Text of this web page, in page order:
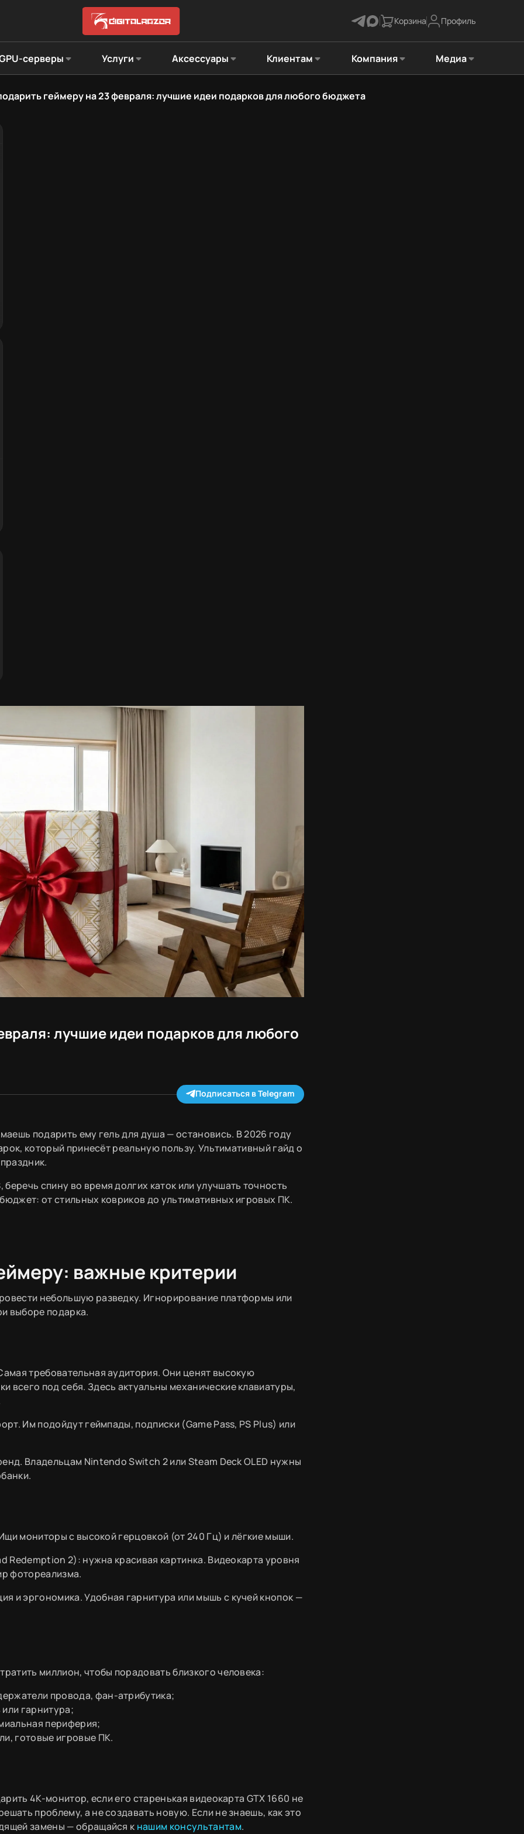
Корзина Профиль
серверы Услуги Аксессуары Клиентам Компания Медиа
геймеру на 23 февраля: лучшие идеи подарков для любого бюджета
лучшие идеи подарков для любого
Подписаться в Telegram
подарить ему гель для душа — остановись. В 2026 году
который принесёт реальную пользу. Ультимативный гайд о
спину во время долгих каток или улучшать точность
от стильных ковриков до ультимативных игровых ПК.
важные критерии
небольшую разведку. Игнорирование платформы или
выборе подарка.
требовательная аудитория. Они ценят высокую
всего под себя. Здесь актуальны механические клавиатуры,
Им подойдут геймпады, подписки (Game Pass, PS Plus) или
Владельцам Nintendo Switch 2 или Steam Deck OLED нужны
мониторы с высокой герцовкой (от 240 Гц) и лёгкие мыши.
Redemption 2): нужна красивая картинка. Видеокарта уровня
фотореализма.
и эргономика. Удобная гарнитура или мышь с кучей кнопок —
миллион, чтобы порадовать близкого человека:
провода, фан-атрибутика;
гарнитура;
периферия;
готовые игровые ПК.
4K-монитор, если его старенькая видеокарта GTX 1660 не
проблему, а не создавать новую. Если не знаешь, как это
замены — обращайся к нашим консультантам.